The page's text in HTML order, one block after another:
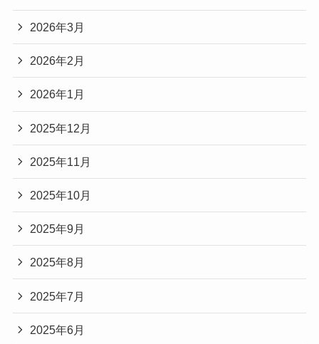
2026年3月
2026年2月
2026年1月
2025年12月
2025年11月
2025年10月
2025年9月
2025年8月
2025年7月
2025年6月